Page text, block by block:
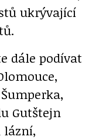
ukrývající
dále podívat
Gutštejn
lázní,